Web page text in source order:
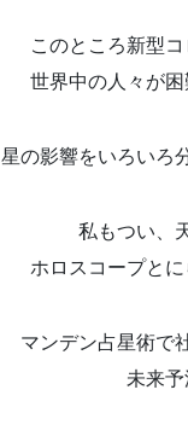
このところ新型
世界中の人々が困
星の影響をいろいろ
私もつい、
ホロスコープとに
マンデン占星術で
未来